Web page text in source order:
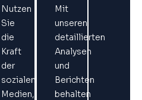
Nutzen
Sie
die
Kraft
der
sozialen
Medien,
Mit
unseren
detaillierten
Analysen
und
Berichten
behalten